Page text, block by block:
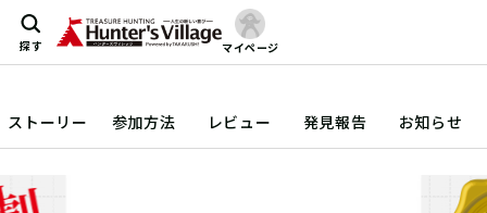
探す マイページ
ストーリー 参加方法 レビュー 発見報告 お知らせ